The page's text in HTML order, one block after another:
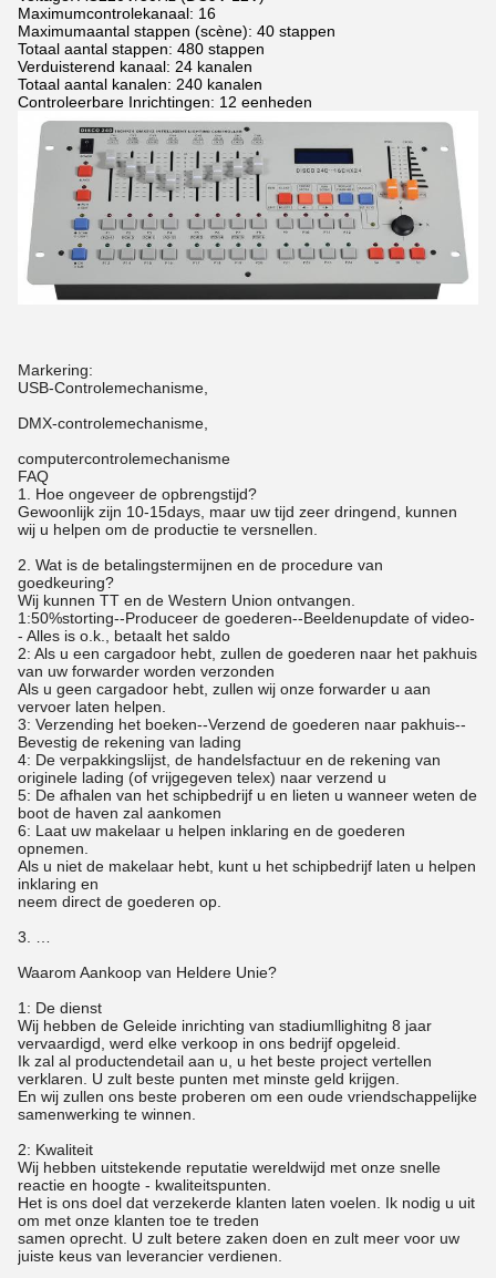
Maximumcontrolekanaal: 16
Maximumaantal stappen (scène): 40 stappen
Totaal aantal stappen: 480 stappen
Verduisterend kanaal: 24 kanalen
Totaal aantal kanalen: 240 kanalen
Controleerbare Inrichtingen: 12 eenheden
Markering:
USB-Controlemechanisme,
DMX-controlemechanisme,
computercontrolemechanisme
FAQ
1. Hoe ongeveer de opbrengstijd?
Gewoonlijk zijn 10-15days, maar uw tijd zeer dringend, kunnen
wij u helpen om de productie te versnellen.
2. Wat is de betalingstermijnen en de procedure van
goedkeuring?
Wij kunnen TT en de Western Union ontvangen.
1:50%storting--Produceer de goederen--Beeldenupdate of video-
- Alles is o.k., betaalt het saldo
2: Als u een cargadoor hebt, zullen de goederen naar het pakhuis
van uw forwarder worden verzonden
Als u geen cargadoor hebt, zullen wij onze forwarder u aan
vervoer laten helpen.
3: Verzending het boeken--Verzend de goederen naar pakhuis--
Bevestig de rekening van lading
4: De verpakkingslijst, de handelsfactuur en de rekening van
originele lading (of vrijgegeven telex) naar verzend u
5: De afhalen van het schipbedrijf u en lieten u wanneer weten de
boot de haven zal aankomen
6: Laat uw makelaar u helpen inklaring en de goederen
opnemen.
Als u niet de makelaar hebt, kunt u het schipbedrijf laten u helpen
inklaring en
neem direct de goederen op.
3. …
Waarom Aankoop van Heldere Unie?
1: De dienst
Wij hebben de Geleide inrichting van stadiumllighitng 8 jaar
vervaardigd, werd elke verkoop in ons bedrijf opgeleid.
Ik zal al productendetail aan u, u het beste project vertellen
verklaren. U zult beste punten met minste geld krijgen.
En wij zullen ons beste proberen om een oude vriendschappelijke
samenwerking te winnen.
2: Kwaliteit
Wij hebben uitstekende reputatie wereldwijd met onze snelle
reactie en hoogte - kwaliteitspunten.
Het is ons doel dat verzekerde klanten laten voelen. Ik nodig u uit
om met onze klanten toe te treden
samen oprecht. U zult betere zaken doen en zult meer voor uw
juiste keus van leverancier verdienen.